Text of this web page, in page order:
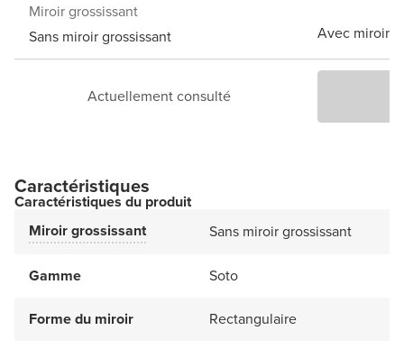
Miroir grossissant
Sans miroir grossissant
Avec miroir
Actuellement consulté
Caractéristiques
Caractéristiques du produit
Miroir grossissant
Sans miroir grossissant
Gamme Soto
Forme du miroir Rectangulaire